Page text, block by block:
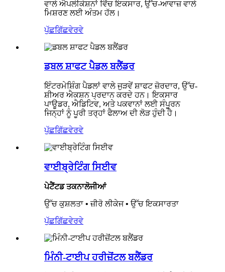
ਵਾਲੇ ਐਪਲੀਕੇਸ਼ਨਾਂ ਵਿੱਚ ਇਕਸਾਰ, ਉੱਚ-ਆਵਾਜ਼ ਵਾਲੇ
ਮਿਸ਼ਰਣ ਲਈ ਅੰਤਮ ਹੱਲ।
ਪੁੱਛਗਿੱਛਵੇਰਵੇ
ਡਬਲ ਸ਼ਾਫਟ ਪੈਡਲ ਬਲੈਂਡਰ
ਇੰਟਰਮੇਸ਼ਿੰਗ ਪੈਡਲਾਂ ਵਾਲੇ ਜੁੜਵੇਂ ਸ਼ਾਫਟ ਜ਼ੋਰਦਾਰ, ਉੱਚ-
ਸ਼ੀਅਰ ਐਕਸ਼ਨ ਪ੍ਰਦਾਨ ਕਰਦੇ ਹਨ। ਇਕਸਾਰ
ਪਾਊਡਰ, ਐਡਿਟਿਵ, ਅਤੇ ਪਕਵਾਨਾਂ ਲਈ ਸੰਪੂਰਨ
ਜਿਨ੍ਹਾਂ ਨੂੰ ਪੂਰੀ ਤਰ੍ਹਾਂ ਫੈਲਾਅ ਦੀ ਲੋੜ ਹੁੰਦੀ ਹੈ।
ਪੁੱਛਗਿੱਛਵੇਰਵੇ
ਵਾਈਬ੍ਰੇਟਿੰਗ ਸਿਈਵ
ਪੇਟੈਂਟਡ ਤਕਨਾਲੋਜੀਆਂ
ਉੱਚ ਕੁਸ਼ਲਤਾ • ਜ਼ੀਰੋ ਲੀਕੇਜ • ਉੱਚ ਇਕਸਾਰਤਾ
ਪੁੱਛਗਿੱਛਵੇਰਵੇ
ਮਿੰਨੀ-ਟਾਈਪ ਹਰੀਜ਼ੋਂਟਲ ਬਲੈਂਡਰ